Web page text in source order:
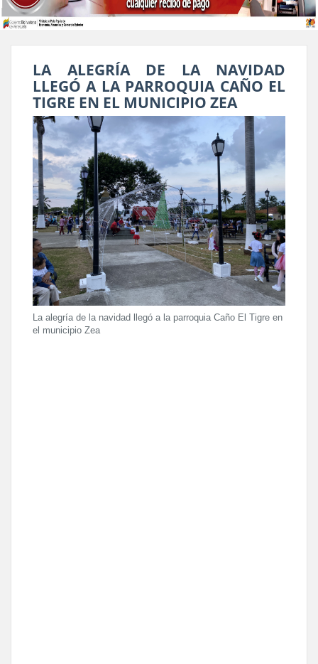
LA ALEGRÍA DE LA NAVIDAD
LLEGÓ A LA PARROQUIA CAÑO EL
TIGRE EN EL MUNICIPIO ZEA
La alegría de la navidad llegó a la parroquia Caño El Tigre en
el municipio Zea